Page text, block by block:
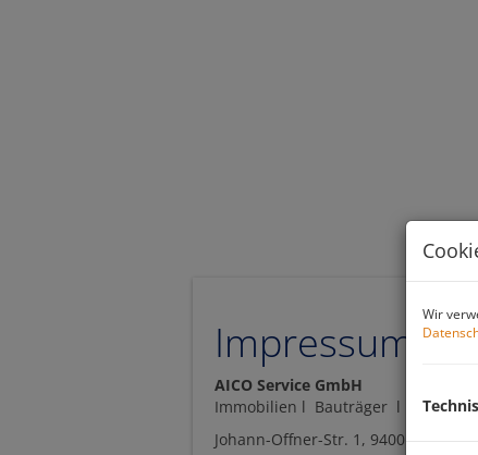
Impressum
AICO Service GmbH
Immobilien l Bauträger l
Johann-Offner-Str. 1, 9400
Wir